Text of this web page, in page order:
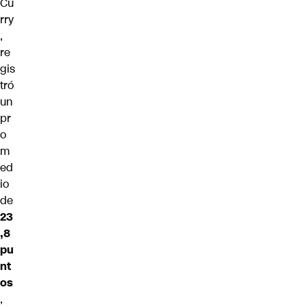
Cu
rry
,
re
gis
tró
un
pr
o
m
ed
io
de
23
,8
pu
nt
os
,